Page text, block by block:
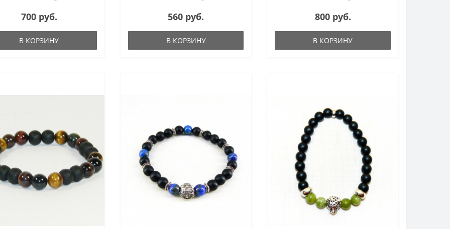
700 руб.
В КОРЗИНУ
560 руб.
В КОРЗИНУ
800 руб.
В КОРЗИНУ